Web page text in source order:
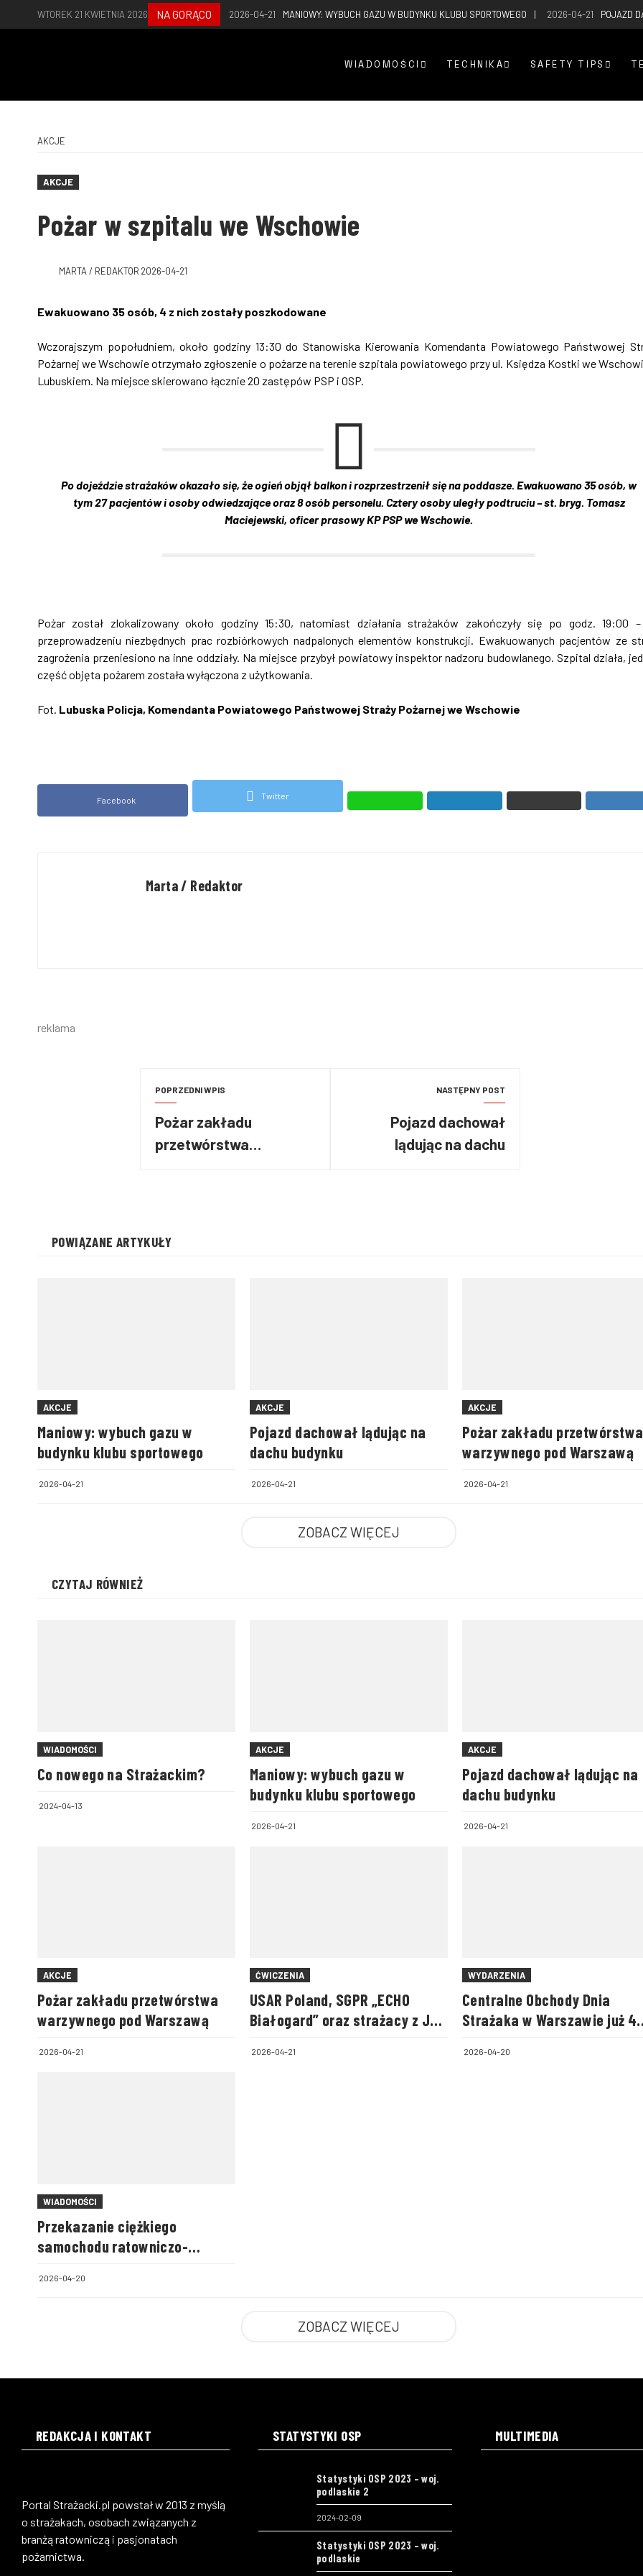
WTOREK 21 KWIETNIA 2026 NA GORĄCO 2026-04-21 MANIOWY: WYBUCH GAZU W BUDYNKU KLUBU SPORTOWEGO 2026-04-21 POJAZD
WIADOMOŚCI TECHNIKA SAFETY TIPS
AKCJE
AKCJE
Pożar w szpitalu we Wschowie
MARTA / REDAKTOR 2026-04-21
Ewakuowano 35 osób, 4 z nich zostały poszkodowane
Wczorajszym popołudniem, około godziny 13:30 do Stanowiska Kierowania Komendanta Powiatowego Państwowej
Pożarnej we Wschowie otrzymało zgłoszenie o pożarze na terenie szpitala powiatowego przy ul. Księdza Kostki we
Lubuskiem. Na miejsce skierowano łącznie 20 zastępów PSP i OSP.
Po dojeździe strażaków okazało się, że ogień objął balkon i rozprzestrzenił się na poddasze. Ewakuowano 35 osób, w
tym 27 pacjentów i osoby odwiedzające oraz 8 osób personelu. Cztery osoby uległy podtruciu – st. bryg. Tomasz
Maciejewski, oficer prasowy KP PSP we Wschowie.
Pożar został zlokalizowany około godziny 15:30, natomiast działania strażaków zakończyły się po godz. 19:00
przeprowadzeniu niezbędnych prac rozbiórkowych nadpalonych elementów konstrukcji. Ewakuowanych pacjentów ze
zagrożenia przeniesiono na inne oddziały. Na miejsce przybył powiatowy inspektor nadzoru budowlanego. Szpital działa,
część objęta pożarem została wyłączona z użytkowania.
Fot. Lubuska Policja, Komendanta Powiatowego Państwowej Straży Pożarnej we Wschowie
Facebook Twitter
Marta / Redaktor
reklama
POPRZEDNI WPIS
Pożar zakładu
przetwórstwa
NASTĘPNY POST
Pojazd dachował
lądując na dachu
POWIĄZANE ARTYKUŁY
AKCJE
Maniowy: wybuch gazu w
budynku klubu sportowego
2026-04-21
AKCJE
Pojazd dachował lądując na
dachu budynku
2026-04-21
AKCJE
Pożar zakładu przetwórstwa
warzywnego pod Warszawą
2026-04-21
ZOBACZ WIĘCEJ
CZYTAJ RÓWNIEŻ
WIADOMOŚCI
Co nowego na Strażackim?
2024-04-13
AKCJE
Maniowy: wybuch gazu w
budynku klubu sportowego
2026-04-21
AKCJE
Pojazd dachował lądując na
dachu budynku
2026-04-21
AKCJE
Pożar zakładu przetwórstwa
warzywnego pod Warszawą
2026-04-21
ĆWICZENIA
USAR Poland, SGPR „ECHO
Białogard” oraz strażacy z JRG
akcji
2026-04-21
WYDARZENIA
Centralne Obchody Dnia
Strażaka w Warszawie już 4
2026-04-20
WIADOMOŚCI
Przekazanie ciężkiego
samochodu ratowniczo-
Kownaciska
2026-04-20
ZOBACZ WIĘCEJ
REDAKCJA I KONTAKT
Portal Strażacki.pl powstał w 2013 z myślą
o strażakach, osobach związanych z
branżą ratowniczą i pasjonatach
pożarnictwa.
STATYSTYKI OSP
Statystyki OSP 2023 – woj.
podlaskie 2
2024-02-09
Statystyki OSP 2023 – woj.
podlaskie
MULTIMEDIA